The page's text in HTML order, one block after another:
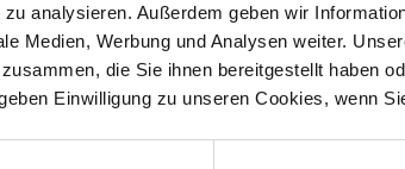
analysieren. Außerdem geben wir
Medien, Werbung und Analysen weiter.
die Sie ihnen bereitgestellt haben
Einwilligung zu unseren Cookies, wenn